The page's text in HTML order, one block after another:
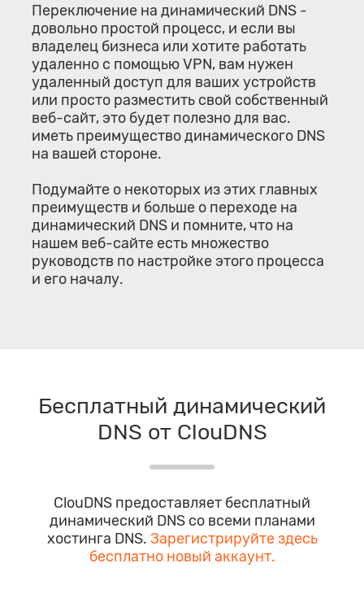
Переключение на динамический DNS -
довольно простой процесс, и если вы
владелец бизнеса или хотите работать
удаленно с помощью VPN, вам нужен
удаленный доступ для ваших устройств
или просто разместить свой собственный
веб-сайт, это будет полезно для вас.
иметь преимущество динамического DNS
на вашей стороне.
Подумайте о некоторых из этих главных
преимуществ и больше о переходе на
динамический DNS и помните, что на
нашем веб-сайте есть множество
руководств по настройке этого процесса
и его началу.
Бесплатный динамический
DNS от ClouDNS
ClouDNS предоставляет бесплатный
динамический DNS со всеми планами
хостинга DNS. Зарегистрируйте здесь
бесплатно новый аккаунт.